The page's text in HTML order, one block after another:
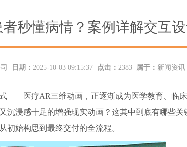
秒懂病情？案例详解交互
日期： 2025-10-03 09:15:37 点击： 2383 属于： 新闻资讯
——医疗AR三维动画，正逐渐成为医学教育、临
沉浸感十足的增强现实动画？这其中到底有哪些
初始构思到最终交付的全流程。